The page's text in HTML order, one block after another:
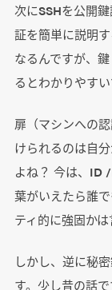
次にSSHを公開
証を簡単に説明
なるんですが、
るとわかりやすい
扉（マシンへの
けられるのは自
よね？ 今は、ID
葉がいえたら誰
ティ的に強固かは
しかし、逆に秘
す。少し昔の話